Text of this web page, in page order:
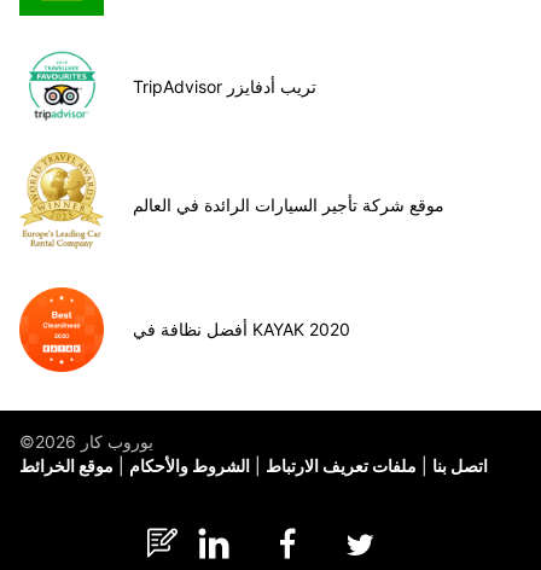
TripAdvisor تريب أدفايزر
موقع شركة تأجير السيارات الرائدة في العالم
أفضل نظافة في KAYAK 2020
©يوروب كار 2026
موقع الخرائط
الشروط والأحكام ملفات تعريف الارتباط اتصل بنا